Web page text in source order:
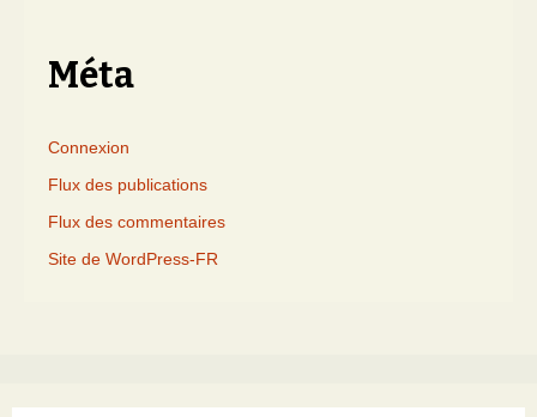
Méta
Connexion
Flux des publications
Flux des commentaires
Site de WordPress-FR